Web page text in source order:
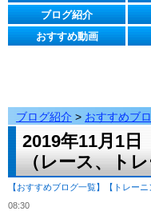
ブログ紹介
おすすめ動画
ブログ紹介 > おすすめブ
2019年11月1
（レース、ト
【おすすめブログ一覧】 【トレー
08:30